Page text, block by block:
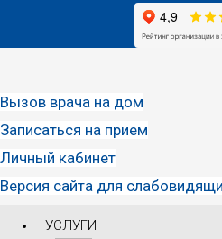
Вызов врача на дом
Записаться на прием
Личный кабинет
Версия сайта для
УСЛУГИ